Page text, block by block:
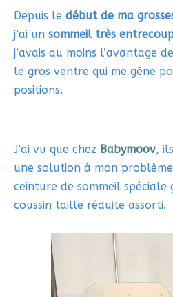
Depuis le début de ma
j’ai un sommeil très
j’avais au moins l’avantage
le gros ventre qui me gêne
positions.
J’ai vu que chez Babymoov,
une solution à mon
ceinture de sommeil spéciale
coussin taille réduite assorti.